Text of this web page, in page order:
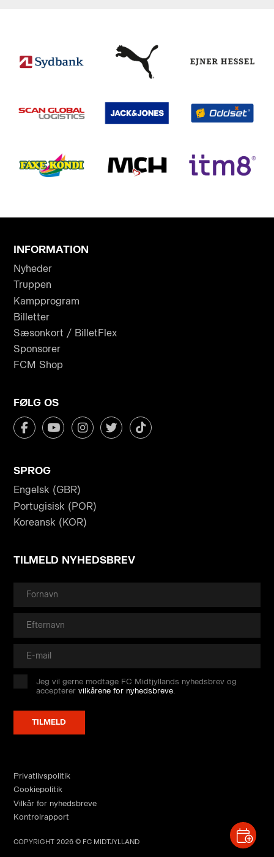
INFORMATION
Nyheder
Truppen
Kampprogram
Billetter
Sæsonkort / BilletFlex
Sponsorer
FCM Shop
FØLG OS
SPROG
Engelsk (GBR)
Portugisisk (POR)
Koreansk (KOR)
TILMELD NYHEDSBREV
Jeg vil gerne modtage FC Midtjyllands nyhedsbrev og
accepterervilkårene for nyhedsbreve.
Privatlivspolitik
Cookiepolitik
Vilkår for nyhedsbreve
Kontrolrapport
COPYRIGHT 2026 © FC MIDTJYLLAND